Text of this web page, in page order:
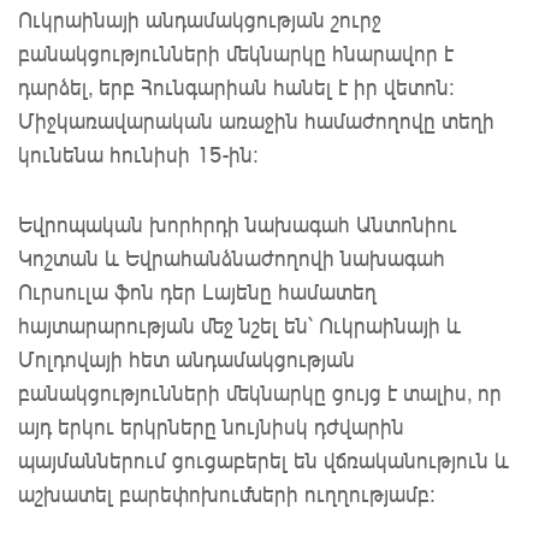
Ուկրաինայի անդամակցության շուրջ
բանակցությունների մեկնարկը հնարավոր է
դարձել, երբ Հունգարիան հանել է իր վետոն:
Միջկառավարական առաջին համաժողովը տեղի
կունենա հունիսի 15-ին:
Եվրոպական խորհրդի նախագահ Անտոնիու
Կոշտան և Եվրահանձնաժողովի նախագահ
Ուրսուլա ֆոն դեր Լայենը համատեղ
հայտարարության մեջ նշել են՝ Ուկրաինայի և
Մոլդովայի հետ անդամակցության
բանակցությունների մեկնարկը ցույց է տալիս, որ
այդ երկու երկրները նույնիսկ դժվարին
պայմաններում ցուցաբերել են վճռականություն և
աշխատել բարեփոխումների ուղղությամբ: